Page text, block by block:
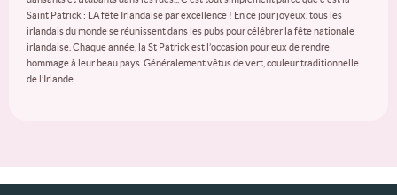
Saint Patrick : LA fête Irlandaise par excellence ! En ce jour joyeux, tous les
irlandais du monde se réunissent dans les pubs pour célébrer la fête nationale
irlandaise. Chaque année, la St Patrick est l’occasion pour eux de rendre
hommage à leur beau pays. Généralement vêtus de vert, couleur traditionnelle
de l’Irlande...